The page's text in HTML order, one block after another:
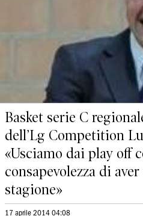
Basket serie C
dell’Lg Competition
«Usciamo dai play off
consapevolezza di
stagione»
17 aprile 2014 04:08